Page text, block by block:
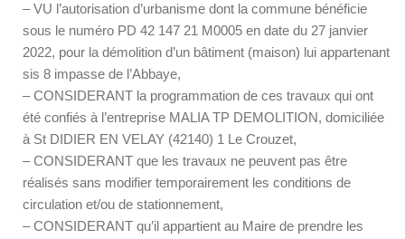
– VU l’autorisation d’urbanisme dont la commune bénéficie
sous le numéro PD 42 147 21 M0005 en date du 27 janvier
2022, pour la démolition d’un bâtiment (maison) lui appartenant
sis 8 impasse de l’Abbaye,
– CONSIDERANT la programmation de ces travaux qui ont
été confiés à l’entreprise MALIA TP DEMOLITION, domiciliée
à St DIDIER EN VELAY (42140) 1 Le Crouzet,
– CONSIDERANT que les travaux ne peuvent pas être
réalisés sans modifier temporairement les conditions de
circulation et/ou de stationnement,
– CONSIDERANT qu’il appartient au Maire de prendre les